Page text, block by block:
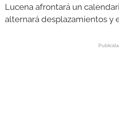
Lucena afrontará un
alternará desplazamientos y